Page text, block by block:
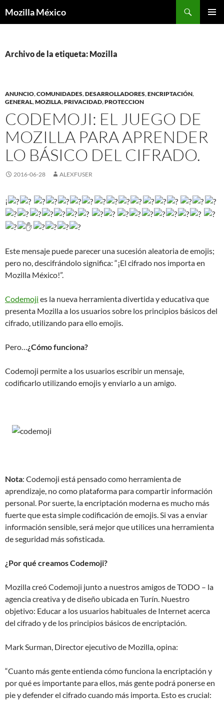
Mozilla México
Archivo de la etiqueta: Mozilla
ANUNCIO,COMUNIDADES,DESARROLLADORES,ENCRIPTACIÓN,
GENERAL,MOZILLA,PRIVACIDAD,PROTECCION
CODEMOJI: EL JUEGO DE
MOZILLA PARA APRENDER
LO BÁSICO DEL CIFRADO.
2016-06-28 ALEXFUSER
¡
Este mensaje puede parecer una sucesión aleatoria de emojis;
pero no, descifrándolo significa: “¡El cifrado nos importa en
Mozilla México!”.
Codemoji es la nueva herramienta divertida y educativa que
presenta Mozilla a los usuarios sobre los principios básicos del
cifrado, utilizando para ello emojis.
Pero… ¿Cómo funciona?
Codemoji permite a los usuarios escribir un mensaje,
codificarlo utilizando emojis y enviarlo a un amigo.
Nota: Codemoji está pensado como herramienta de
aprendizaje, no como plataforma para compartir información
personal. Por suerte, la encriptación moderna es mucho más
fuerte que esta simple codificación de emojis. Si vas a enviar
información sensible, será mejor que utilices una herramienta
de seguridad más sofisticada.
¿Por qué creamos Codemoji?
Mozilla creó Codemoji junto a nuestros amigos de TODO – la
agencia creativa y de diseño ubicada en Turín. Nuestro
objetivo: Educar a los usuarios habituales de Internet acerca
del cifrado y de los principios básicos de encriptación.
Mark Surman, Director ejecutivo de Mozilla, opina:
“Cuanto más gente entienda cómo funciona la encriptación y
por qué es importante para ellos, más gente podrá ponerse en
pie y defender el cifrado cuando más importa. Esto es crucial: